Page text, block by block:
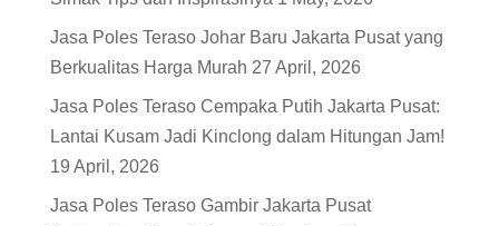
Jasa Poles Teraso Johar Baru Jakarta Pusat yang
Berkualitas Harga Murah 27 April, 2026
Jasa Poles Teraso Cempaka Putih Jakarta Pusat:
Lantai Kusam Jadi Kinclong dalam Hitungan Jam!
19 April, 2026
Jasa Poles Teraso Gambir Jakarta Pusat